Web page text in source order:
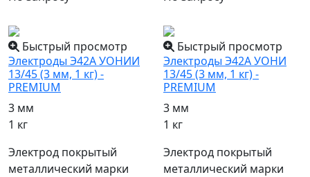
Быстрый просмотр
Электроды Э42А УОНИИ
13/45 (3 мм, 1 кг) -
PREMIUM
3 мм
1 кг
Электрод покрытый
металлический марки
Быстрый просмотр
Электроды Э42А УОНИ
13/45 (3 мм, 1 кг) -
PREMIUM
3 мм
1 кг
Электрод покрытый
металлический марки